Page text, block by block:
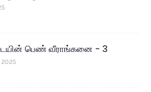
பெண் வீராங்கனை - 3